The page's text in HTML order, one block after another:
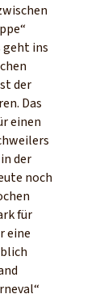
geht ins
der
Das
einen
der
noch
für
eine